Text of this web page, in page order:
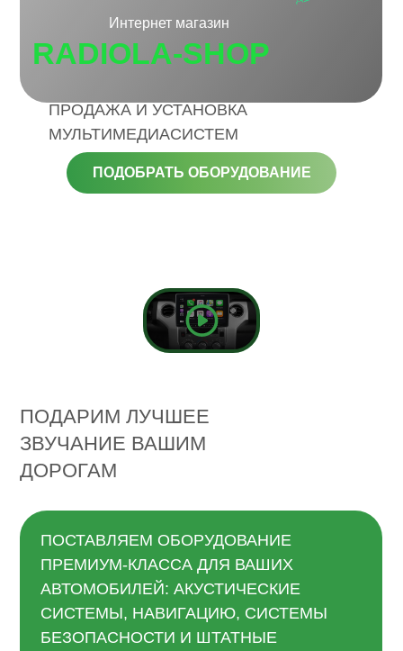
RADIOLA-SHOP
ПРОДАЖА И УСТАНОВКА
МУЛЬТИМЕДИАСИСТЕМ
ПОДОБРАТЬ ОБОРУДОВАНИЕ
Интернет магазин
ПОСТАВЛЯЕМ ОБОРУДОВАНИЕ
ПРЕМИУМ-КЛАССА ДЛЯ ВАШИХ
АВТОМОБИЛЕЙ: АКУСТИЧЕСКИЕ
СИСТЕМЫ, НАВИГАЦИЮ, СИСТЕМЫ
БЕЗОПАСНОСТИ И ШТАТНЫЕ
ПОДАРИМ ЛУЧШЕЕ
ЗВУЧАНИЕ ВАШИМ
ДОРОГАМ